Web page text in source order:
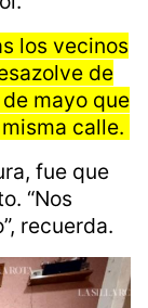
Delia y
lo que
por
con
los vecinos
de
mayo que
calle.